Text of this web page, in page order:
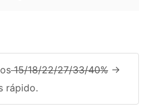
15/18/22/27/33/40% ->
rápido.